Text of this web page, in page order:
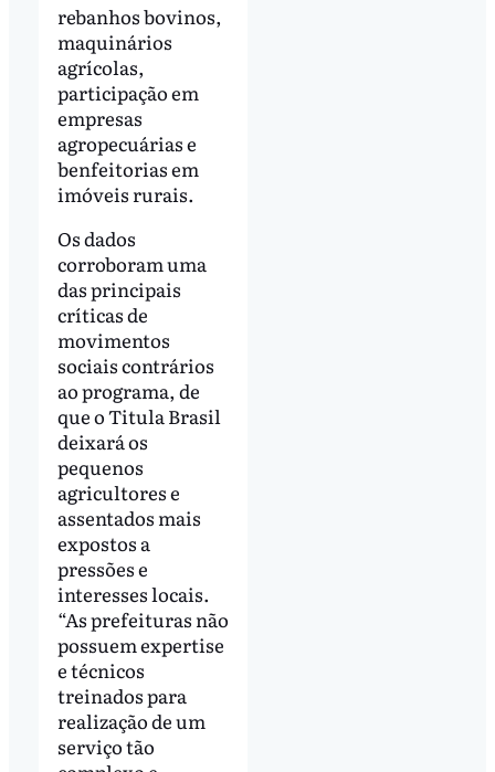
rebanhos bovinos,
maquinários
agrícolas,
participação em
empresas
agropecuárias e
benfeitorias em
imóveis rurais.
Os dados
corroboram uma
das principais
críticas de
movimentos
sociais contrários
ao programa, de
que o Titula Brasil
deixará os
pequenos
agricultores e
assentados mais
expostos a
pressões e
interesses locais.
“As prefeituras não
possuem expertise
e técnicos
treinados para
realização de um
serviço tão